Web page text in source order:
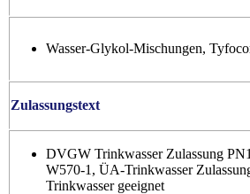
Wasser-Glykol-Mischungen,
Zulassungstext
DVGW Trinkwasser Zulassung
W570-1, ÜA-Trinkwasser
Trinkwasser geeignet